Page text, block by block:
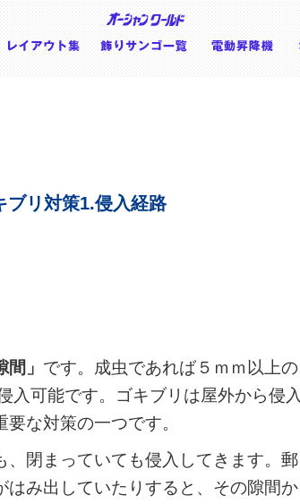
ブリ対策1.侵入経路
間」 です。成虫であれば５ｍｍ以上の
入可能です。ゴキブリは屋外から侵入
な対策の一つです。
閉まっていても侵入してきます。郵
み出していたりすると、その隙間か